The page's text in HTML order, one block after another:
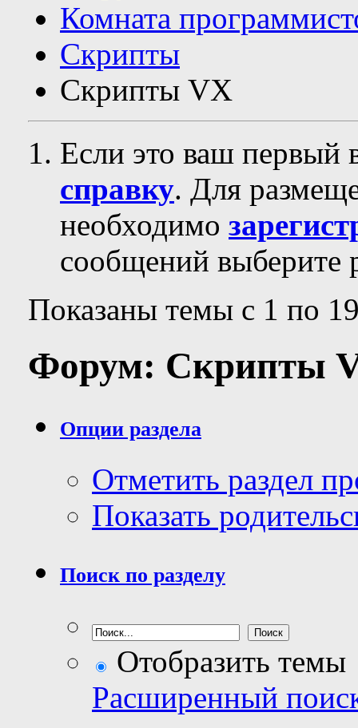
Комната
Скрипты
Скрипты VX
Если это ваш первый
справку. Для
необходимо
сообщений выберите
Показаны темы с 1 по
Форум: Скрипты
Опции раздела
Отметить раздел
Показать
Поиск по разделу
Отобразить темы
Расширенный